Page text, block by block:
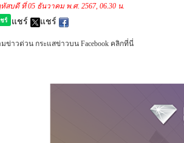
สบดี ที่ 05 ธันวาคม พ.ศ. 2567, 06.30 น.
แชร์ แชร์
ข่าวด่วน กระแสข่าวบน Facebook คลิกที่นี่